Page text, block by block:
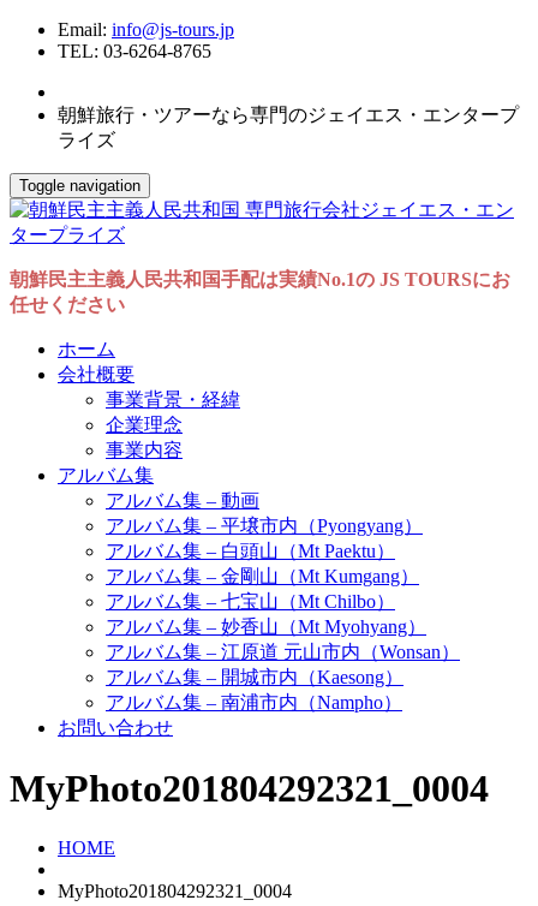
Email: info@js-tours.jp
TEL: 03-6264-8765
朝鮮旅行・ツアーなら専門のジェイエス・エンタープ
ライズ
Toggle navigation
朝鮮民主主義人民共和国手配は実績No.1の JS TOURSにお
任せください
ホーム
会社概要
事業背景・経緯
企業理念
事業内容
アルバム集
アルバム集 – 動画
アルバム集 – 平壌市内（Pyongyang）
アルバム集 – 白頭山（Mt Paektu）
アルバム集 – 金剛山（Mt Kumgang）
アルバム集 – 七宝山（Mt Chilbo）
アルバム集 – 妙香山（Mt Myohyang）
アルバム集 – 江原道 元山市内（Wonsan）
アルバム集 – 開城市内（Kaesong）
アルバム集 – 南浦市内（Nampho）
お問い合わせ
MyPhoto201804292321_0004
HOME
MyPhoto201804292321_0004